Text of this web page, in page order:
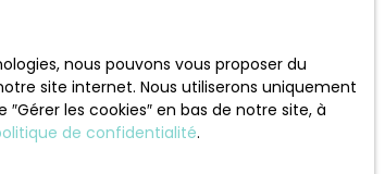
nous pouvons vous proposer du
site internet. Nous utiliserons uniquement
les cookies″ en bas de notre site, à
de confidentialité.